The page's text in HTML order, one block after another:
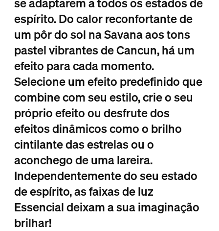
espírito. Do calor reconfortante de
um pôr do sol na Savana aos tons
pastel vibrantes de Cancun, há um
efeito para cada momento.
Selecione um efeito predefinido que
combine com seu estilo, crie o seu
próprio efeito ou desfrute dos
efeitos dinâmicos como o brilho
cintilante das estrelas ou o
aconchego de uma lareira.
Independentemente do seu estado
de espírito, as faixas de luz
Essencial deixam a sua imaginação
brilhar!